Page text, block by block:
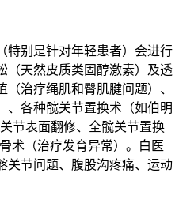
特别是针对年轻患者）会进⾏
（天然皮质类固醇激素）及透
治疗绳肌和臀肌腱问题）、
、各种髋关节置换术（如伯明
节表⾯翻修、全髋关节置换
术（治疗发育异常）。白医
关节问题、腹股沟疼痛、运动